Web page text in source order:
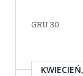
GRU 30